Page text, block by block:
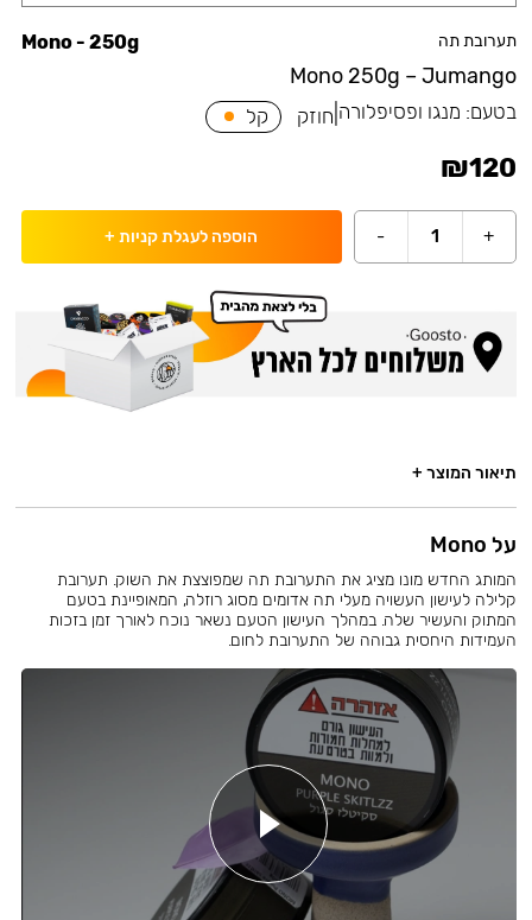
תערובת תה
Mono 250g – Jumango
Mono - 250g
בטעם: מנגו ופסיפלורה חוזק קל
₪120
+
1
- הוספה לעגלת קניות +
תיאור המוצר +
על Mono
המותג החדש מונו מציג את התערובת תה שמפוצצת את השוק. תערובת
קלילה לעישון העשויה מעלי תה אדומים מסוג רוזלה, המאופיינת בטעם
המתוק והעשיר שלה. במהלך העישון הטעם נשאר נוכח לאורך זמן בזכות
העמידות היחסית גבוהה של התערובת לחום.